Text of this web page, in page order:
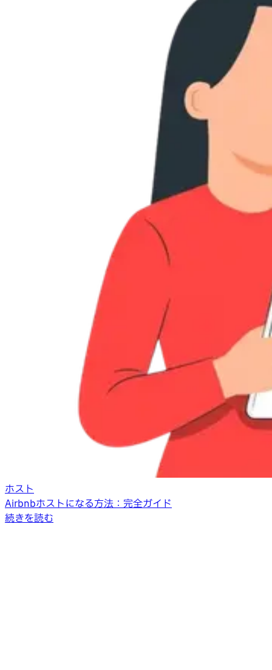
ホスト
Airbnbホストになる方法：完全ガイド
続きを読む